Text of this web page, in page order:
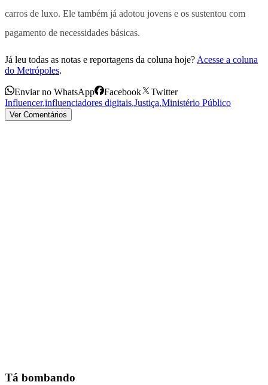
carros de luxo. Ele também já adotou jovens e os sustentou com
pagamento de necessidades básicas.
Já leu todas as notas e reportagens da coluna hoje? Acesse a coluna
do Metrópoles.
Enviar no WhatsApp Facebook
Twitter
Influencer,influenciadores digitais,Justiça,Ministério Público
Ver Comentários
Tá bombando